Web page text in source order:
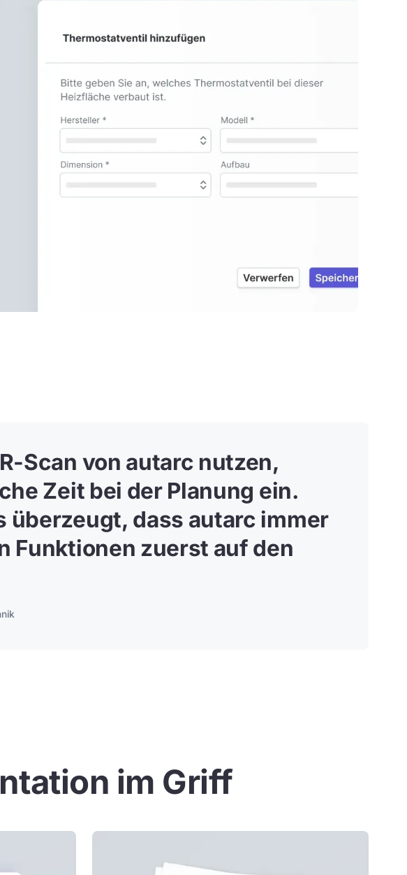
Scan von autarc nutzen,
Zeit bei der Planung ein.
überzeugt, dass autarc immer
Funktionen zuerst auf den
im Griff